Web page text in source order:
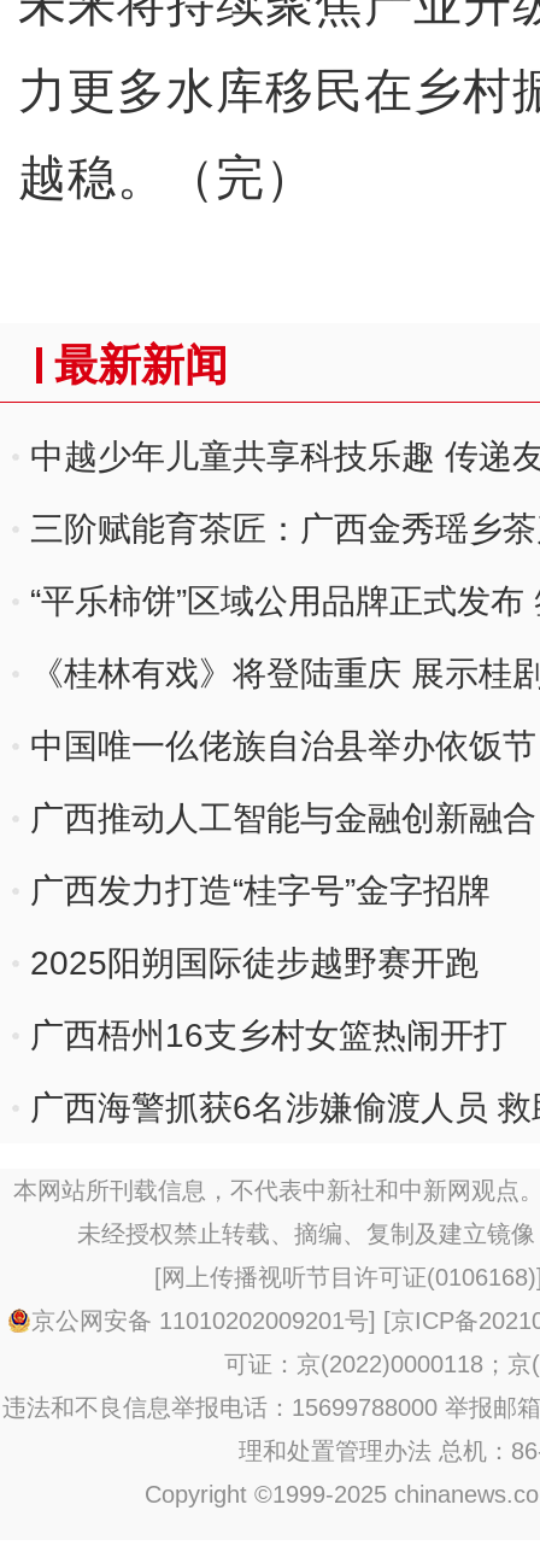
力更多水库移民在乡村
越稳。（完）
最新新闻
中越少年儿童共享科技乐趣 传递
三阶赋能育茶匠：广西金秀瑶乡
“平乐柿饼”区域公用品牌正式发
《桂林有戏》将登陆重庆 展示桂
中国唯一仫佬族自治县举办依饭节
广西推动人工智能与金融创新融
广西发力打造“桂字号”金字招牌
2025阳朔国际徒步越野赛开跑
广西梧州16支乡村女篮热闹开打
广西海警抓获6名涉嫌偷渡人员
本网站所刊载信息，不代表中新社和中新网观点
未经授权禁止转载、摘编、复制及建立镜
[网上传播视听节目许可证(0106168)
京公网安备 11010202009201号] [京ICP备
可证：京(2022)0000118；京
违法和不良信息举报电话：15699788000 举报邮
理和处置管理办法 总机：
Copyright ©1999-2025